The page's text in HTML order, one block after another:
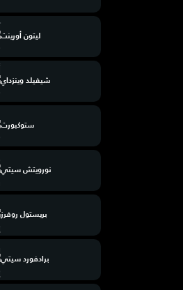
ليتون أورينت
شيفيلد وينزداي
ستوكبورت
نورويتش سيتي
بريستول روفرز
برادفورد سيتي